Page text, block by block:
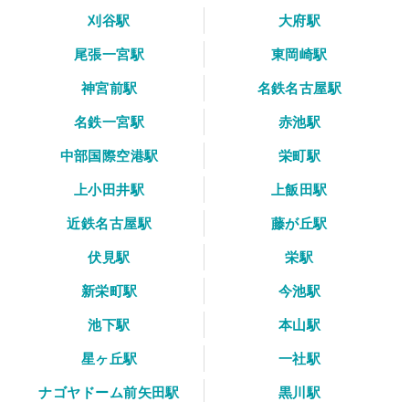
刈谷駅
大府駅
尾張一宮駅
東岡崎駅
神宮前駅
名鉄名古屋駅
名鉄一宮駅
赤池駅
中部国際空港駅
栄町駅
上小田井駅
上飯田駅
近鉄名古屋駅
藤が丘駅
伏見駅
栄駅
新栄町駅
今池駅
池下駅
本山駅
星ヶ丘駅
一社駅
ナゴヤドーム前矢田駅
黒川駅